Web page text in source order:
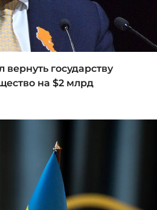
государству
на $2 млрд